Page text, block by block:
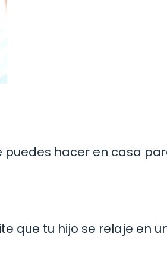
hacer en casa
que tu hijo se relaje en